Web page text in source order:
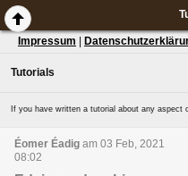
Impressum
Tutorials
If you have written a tutorial about any aspect
Éomer Éadig am 03 Feb, 2021
08:02